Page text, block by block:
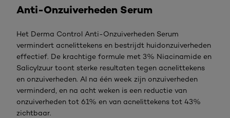
Anti-Onzuiverheden Serum
Het Derma Control Anti-Onzuiverheden Serum
vermindert acnelittekens en bestrijdt huidonzuiverheden
effectief. De krachtige formule met 3% Niacinamide en
Salicylzuur toont sterke resultaten tegen acnelittekens
en onzuiverheden. Al na één week zijn onzuiverheden
verminderd, en na acht weken is een reductie van
onzuiverheden tot 61% en van acnelittekens tot 43%
zichtbaar.